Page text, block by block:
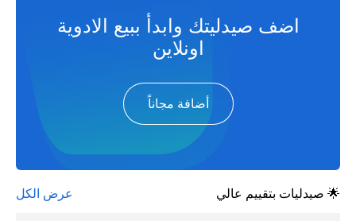
اضف صيدليتك وابدأ ببيع الادوية
اونلاين
أضافة مجاناً
🌟 صيدليات بتقييم عالي عرض الكل